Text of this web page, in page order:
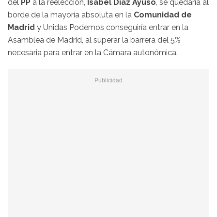
del PP a la reelección, Isabel Díaz Ayuso, se quedaría al
borde de la mayoría absoluta en la Comunidad de
Madrid y Unidas Podemos conseguiría entrar en la
Asamblea de Madrid, al superar la barrera del 5%
necesaria para entrar en la Cámara autonómica.